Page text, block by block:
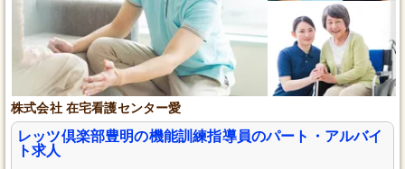
株式会社 在宅看護センター愛
レッツ倶楽部豊明の機能訓練指導員のパート・アルバイ
ト求人